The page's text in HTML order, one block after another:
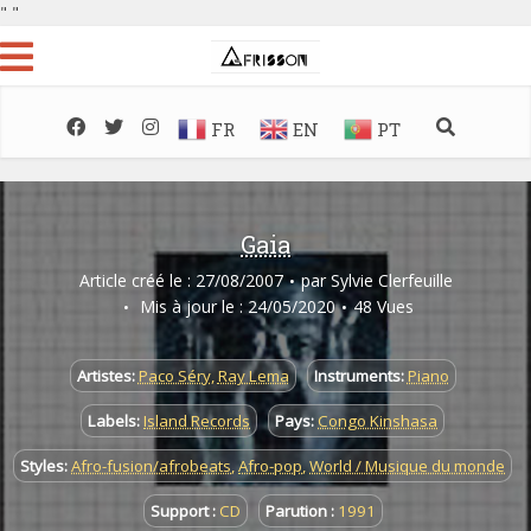
" "
FR EN PT
Gaia
Article créé le : 27/08/2007 par Sylvie Clerfeuille
Mis à jour le : 24/05/2020
48 Vues
Artistes:Paco Séry,Ray Lema Instruments:Piano
Labels: Island Records Pays:Congo Kinshasa
Styles:Afro-fusion/afrobeats,Afro-pop,World / Musique du monde
Support : CD Parution : 1991